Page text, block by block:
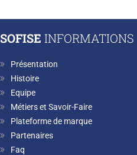
SOFISE INFORMATIONS
Présentation
Histoire
Equipe
Métiers et Savoir-Faire
Plateforme de marque
Partenaires
Faq